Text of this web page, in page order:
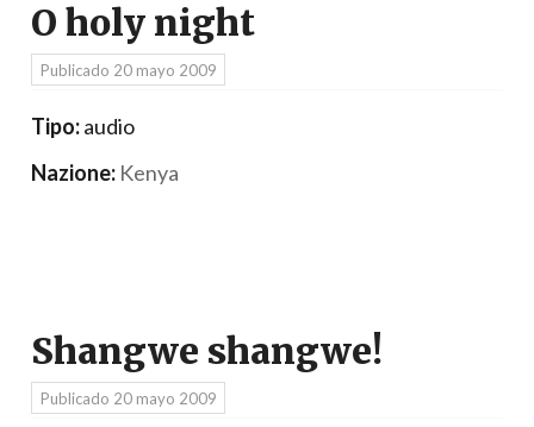
O holy night
Publicado 20 mayo 2009
Tipo:audio
Nazione: Kenya
Shangwe shangwe!
Publicado 20 mayo 2009